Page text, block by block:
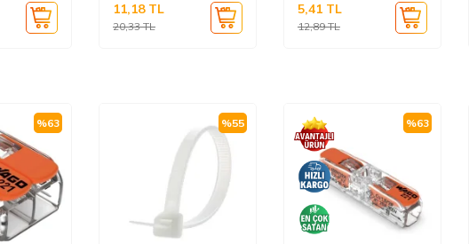
20,33TL
11,18TL
12,89TL
5,41 TL
%63 %55 %63